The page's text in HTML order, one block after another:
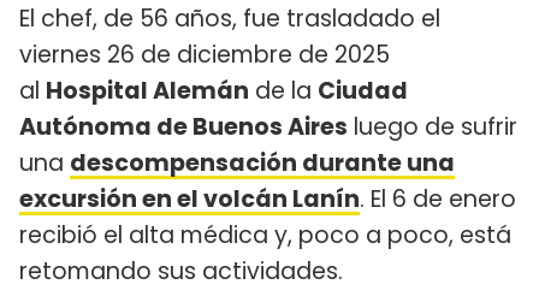
El chef, de 56 años, fue trasladado el
viernes 26 de diciembre de 2025
al Hospital Alemán de la Ciudad
Autónoma de Buenos Aires luego de sufrir
una descompensación durante una
excursión en el volcán Lanín. El 6 de enero
recibió el alta médica y, poco a poco, está
retomando sus actividades.